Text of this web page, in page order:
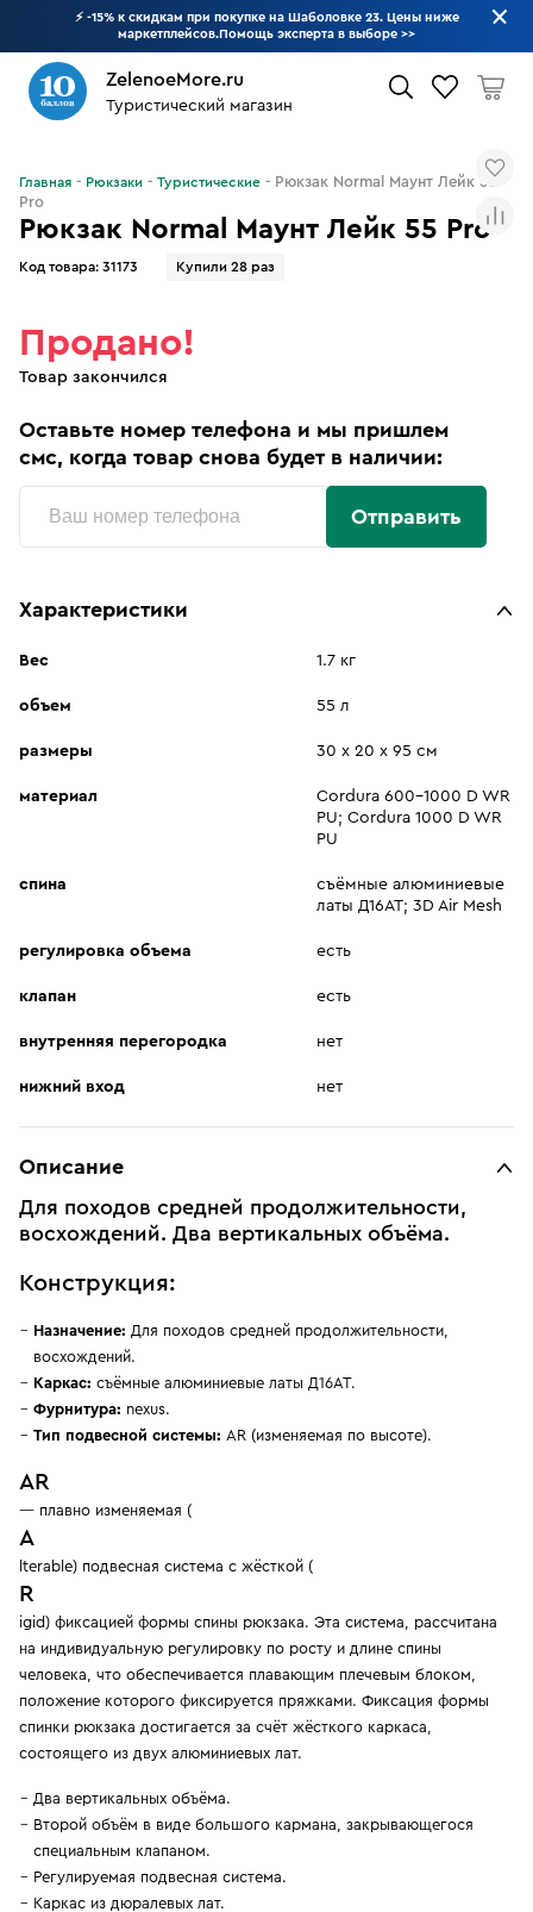
⚡ -15% к скидкам при покупке на Шаболовке 23. Цены ниже
маркетплейсов.Помощь эксперта в выборе >>
ZelenoeMore.ru
Туристический магазин
Рюкзак Normal Маунт Лейк 55 Pro
Код товара: 31173 Купили 28 раз
Главная Рюкзаки Туристические
Рюкзак Normal Маунт Лейк 55
Pro
Продано!
Товар закончился
Оставьте номер телефона и мы пришлем
смс, когда товар снова будет в наличии:
Отправить
Характеристики
Вес 1.7 кг
объем 55 л
размеры 30 х 20 х 95 см
материал
Cordura 600-1000 D WR
PU; Cordura 1000 D WR
PU
спина
съёмные алюминиевые
латы Д16АТ; 3D Air Mesh
регулировка объема есть
клапан есть
внутренняя перегородка нет
нижний вход нет
Описание
Для походов средней продолжительности,
восхождений. Два вертикальных объёма.
Конструкция:
Назначение: Для походов средней продолжительности,
восхождений.
Каркас: съёмные алюминиевые латы Д16АТ.
Фурнитура: nexus.
Тип подвесной системы: AR (изменяемая по высоте).
AR
— плавно изменяемая (
A
lterable) подвесная система с жёсткой (
R
igid) фиксацией формы спины рюкзака. Эта система, рассчитана
на индивидуальную регулировку по росту и длине спины
человека, что обеспечивается плавающим плечевым блоком,
положение которого фиксируется пряжками. Фиксация формы
спинки рюкзака достигается за счёт жёсткого каркаса,
состоящего из двух алюминиевых лат.
Два вертикальных объёма.
Второй объём в виде большого кармана, закрывающегося
специальным клапаном.
Регулируемая подвесная система.
Каркас из дюралевых лат.